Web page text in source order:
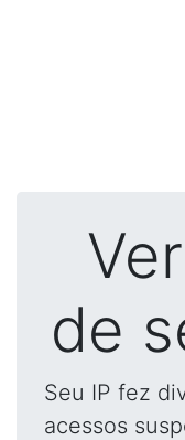
de
Seu IP fez
acessos